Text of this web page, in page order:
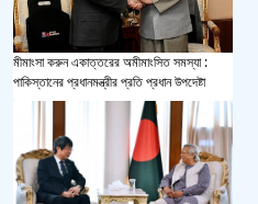
মীমাংসা করুন একাত্তরের অমীমাংসিত সমস্যা :
পাকিস্তানের প্রধানমন্ত্রীর প্রতি প্রধান উপদেষ্টা